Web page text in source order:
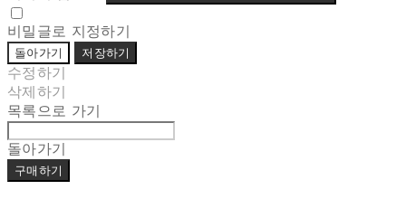
비밀글로 지정하기
돌아가기 저장하기
수정하기
삭제하기
목록으로 가기
돌아가기
구매하기